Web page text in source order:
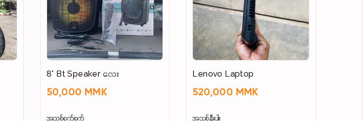
8" Bt Speaker လေး
50,000 MMK
အသစ်စက်စက်
Lenovo Laptop
520,000 MMK
အသစ်နီးပါး